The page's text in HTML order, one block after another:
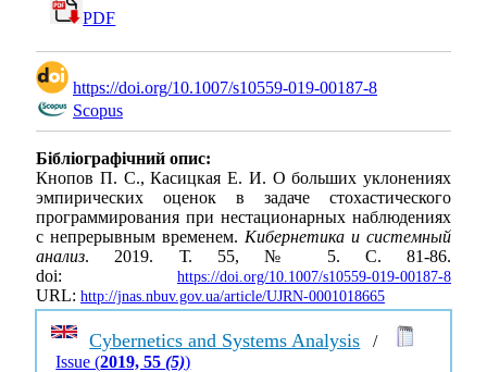
PDF
https://doi.org/10.1007/s10559-019-00187-8
Scopus
Бібліографічний опис:
Кнопов П. С., Касицкая Е. И. О больших уклонениях
эмпирических оценок в задаче стохастического
программирования при нестационарных наблюдениях
с непрерывным временем. Кибернетика и системный
анализ. 2019. Т. 55, № 5. С. 81-86.
doi: https://doi.org/10.1007/s10559-019-00187-8
URL: http://jnas.nbuv.gov.ua/article/UJRN-0001018665
Cybernetics and Systems Analysis /
Issue (2019, 55(5))